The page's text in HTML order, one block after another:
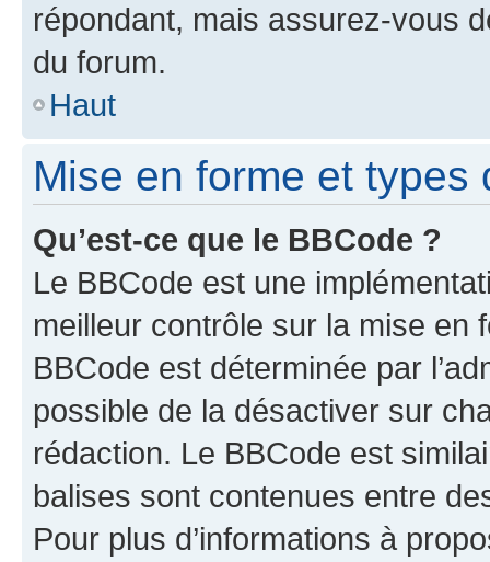
répondant, mais assurez-vous
du forum.
Haut
Mise en forme et types
Qu’est-ce que le BBCode ?
Le BBCode est une
meilleur contrôle sur la mise en
BBCode est déterminée par
possible de la désactiver sur
rédaction. Le BBCode est
balises sont contenues entre
Pour plus d’informations à